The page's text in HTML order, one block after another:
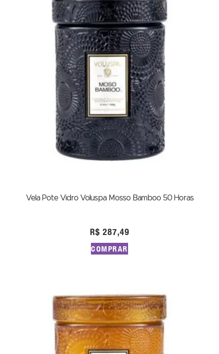
Vela Pote Vidro Voluspa Mosso Bamboo 50 Horas
R$ 287,49
COMPRAR